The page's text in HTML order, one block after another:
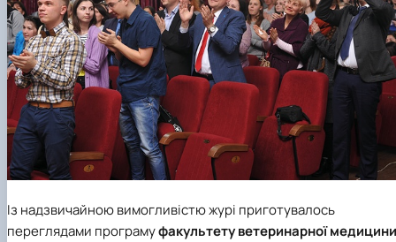
Із надзвичайною вимогливістю журі приготувалось
переглядами програмуфакультету ветеринарної медицини